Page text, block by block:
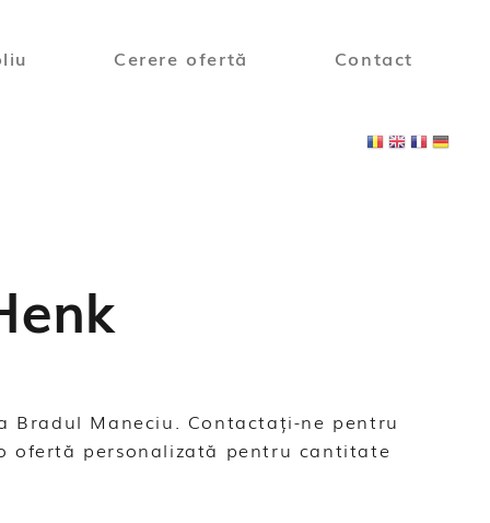
Cerere ofertă Contact
Bradul Maneciu. Contactați-ne pentru
ofertă personalizată pentru cantitate